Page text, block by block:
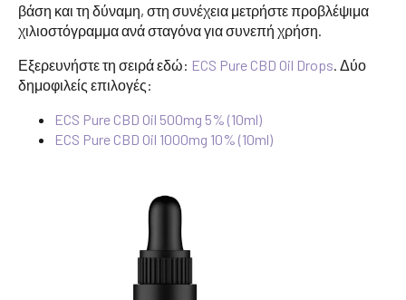
βάση και τη δύναμη, στη συνέχεια μετρήστε προβλέψιμα
χιλιοστόγραμμα ανά σταγόνα για συνεπή χρήση.
Εξερευνήστε τη σειρά εδώ: ECS Pure CBD Oil Drops. Δύο
δημοφιλείς επιλογές:
ECS Pure CBD Oil 500mg 5% (10ml)
ECS Pure CBD Oil 1000mg 10% (10ml)